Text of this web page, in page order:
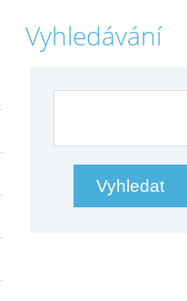
Vyhledávání